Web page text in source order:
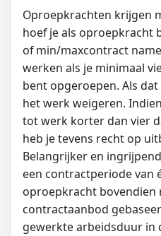
Oproepkrachten krijgen
hoef je als oproepkracht
of min/maxcontract
werken als je minimaal
bent opgeroepen. Als
het werk weigeren.
tot werk korter dan vier
heb je tevens recht op
Belangrijker en
een contractperiode van
oproepkracht bovendien
contractaanbod
gewerkte arbeidsduur in